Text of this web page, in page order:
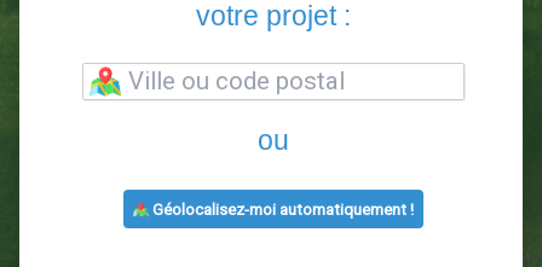
2 3
Entrez le code postal ou la